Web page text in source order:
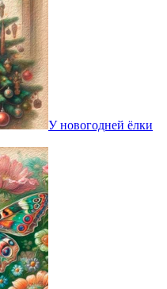
У новогодней ёлки